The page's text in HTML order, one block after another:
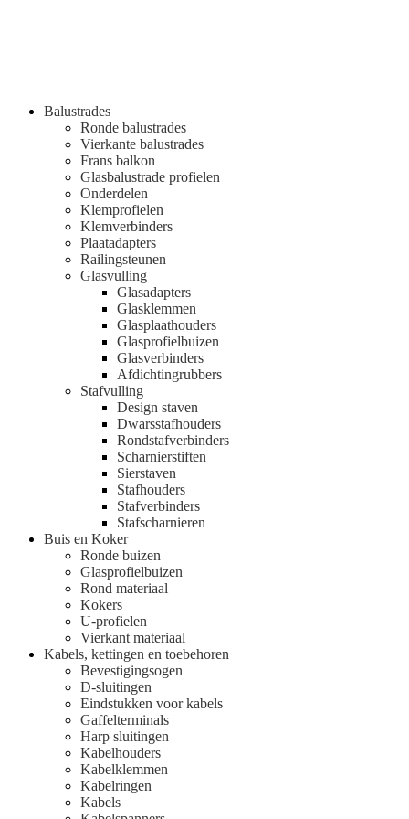
Balustrades
Ronde balustrades
Vierkante balustrades
Frans balkon
Glasbalustrade profielen
Onderdelen
Klemprofielen
Klemverbinders
Plaatadapters
Railingsteunen
Glasvulling
Glasadapters
Glasklemmen
Glasplaathouders
Glasprofielbuizen
Glasverbinders
Afdichtingrubbers
Stafvulling
Design staven
Dwarsstafhouders
Rondstafverbinders
Scharnierstiften
Sierstaven
Stafhouders
Stafverbinders
Stafscharnieren
Buis en Koker
Ronde buizen
Glasprofielbuizen
Rond materiaal
Kokers
U-profielen
Vierkant materiaal
Kabels, kettingen en toebehoren
Bevestigingsogen
D-sluitingen
Eindstukken voor kabels
Gaffelterminals
Harp sluitingen
Kabelhouders
Kabelklemmen
Kabelringen
Kabels